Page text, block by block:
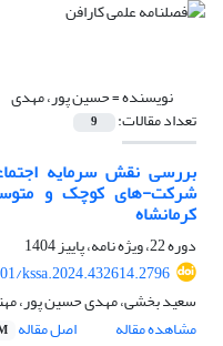
نویسنده =حسین پور، مهدی
تعداد مقالات: 9
بررسی نقش سرمایه
شرکت-های کوچک و
کرمانشاه
دوره 22، ویژه نامه، پاییز 1404
kssa.2024.432614.2796
سعید بخشی، مهدی حسین پور،
مشاهده مقاله
اصل مقاله